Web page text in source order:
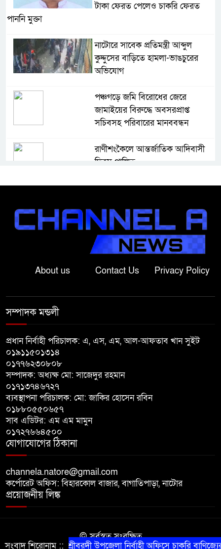
টাকা ফেরত পেলেও চাকরি ফেরত
পাননি মুক্তা
নাটোরে সাবেক প্রতিমন্ত্রী আব্দুল
কুদ্দুসের বাড়িতে হামলা-ভাঙচুরের
অভিযোগ
পঞ্চগড়ে জমি বিরোধের জেরে
জামাইয়ের বিরুদ্ধে অবসরপ্রাপ্ত
সচিবসহ পরিবারের মানববন্ধন
রাণীশংকৈলে আন্তর্জাতিক আদিবাসী
দিবস পালিত
পালিত
নলডাঙ্গায় ব্যতিক্রমী উদ্যোগ
গ্রামবাসীর, মুষ্টি চাল ও স্বেচ্ছাশ্রমে এক
বাগাতিপাড়ায় কপোতাক্ষ এক্সপ্রেসের
ধাক্কায় কীটনাশকবাহী পিকআপ চুরমার,
সভাপতি কাজী আল তারিক গ্রেপ্তার
About us Contact Us Privacy Policy
সম্পাদক মন্ডলী
প্রধান নির্বাহী পরিচালক: এ, এস, এম, আল-আফতাব খান সুইট
০১৯১১৫০১৩১৪
০১৭৭৬২৩০৮০৮
সম্পাদক: অধ্যক্ষ মো: সাজেদুর রহমান
০১৭১৩৭৪৬৭২৭
ব্যবস্থাপনা পরিচালক: মো: জাকির হোসেন রবিন
০১৮৮০৫৫০৬৫৭
সাব এডিটর: এম এম মামুন
০১৭২৭৬৬৪৫০০
যোগাযোগের ঠিকানা
channela.natore@gmail.com
কর্পোরেট অফিস: বিহারকোল বাজার, বাগাতিপাড়া, নাটোর
প্রয়োজনীয় লিঙ্ক
© সর্বস্বত্ব সংরক্ষিত
সংবাদ শিরোনাম ::শ্রীবরদী উপজেলা নির্বাহী অফিসে চাকরি